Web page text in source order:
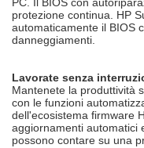
protezione continua. HP
automaticamente il BIOS
danneggiamenti.
Lavorate senza
Mantenete la produttività
con le funzioni
dell'ecosistema firmware
aggiornamenti automatici
possono contare su una